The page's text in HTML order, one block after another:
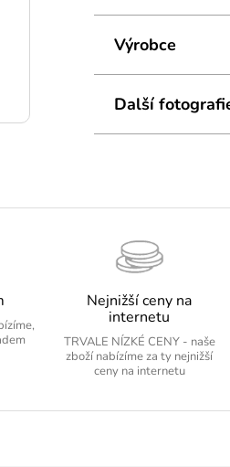
Výrobce
Další
Nejnižší ceny na
internetu
TRVALE NÍZKÉ CENY - naše
zboží nabízíme za ty nejnižší
ceny na internetu